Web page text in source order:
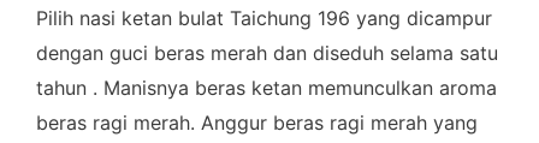
Pilih nasi ketan bulat Taichung 196 yang dicampur
dengan guci beras merah dan diseduh selama satu
tahun . Manisnya beras ketan memunculkan aroma
beras ragi merah. Anggur beras ragi merah yang